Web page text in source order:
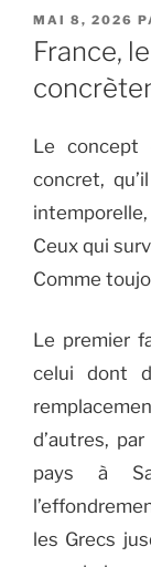
PUBLIÉ
LE
MAI 8, 2026
France,
Le concept
concret,
Ceux qui
Comme
Le premier
celui dont
d’autres,
pays à
les Grecs